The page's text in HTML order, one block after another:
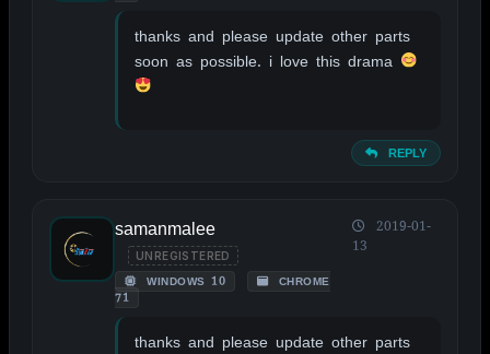
thanks and please update other parts
soon as possible. i love this drama
REPLY
samanmalee
UNREGISTERED
WINDOWS 10
CHROME
71
2019-01-
13
thanks and please update other parts